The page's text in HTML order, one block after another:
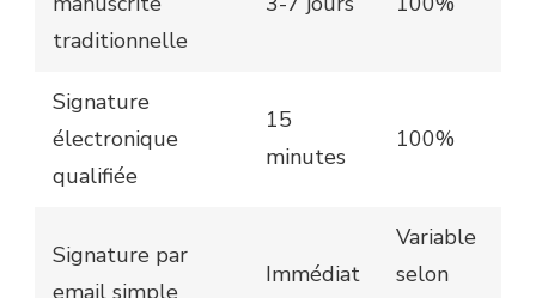
traditionnelle
Signature
électronique
qualifiée
15
minutes
100%
Signature par
Immédiat
Variable
selon